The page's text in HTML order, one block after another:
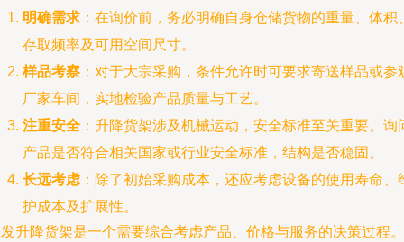
明确需求 ：在询价前，务必明确自身仓储货物的重量、体积
存取频率及可用空间尺寸。
样品考察 ：对于大宗采购，条件允许时可要求寄送样品或参
厂家车间，实地检验产品质量与工艺。
注重安全 ：升降货架涉及机械运动，安全标准至关重要。询
产品是否符合相关国家或行业安全标准，结构是否稳固。
长远考虑 ：除了初始采购成本，还应考虑设备的使用寿命、
护成本及扩展性。
升降货架是一个需要综合考虑产品、价格与服务的决策过程。